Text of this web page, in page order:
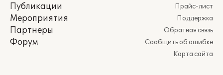
Публикации
Мероприятия
Партнеры
Форум
Прайс-лист
Поддержка
Обратная связь
Сообщить об ошибке
Карта сайта